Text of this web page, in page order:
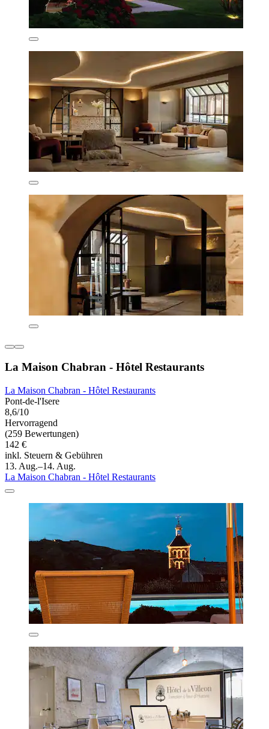
La Maison Chabran - Hôtel Restaurants
La Maison Chabran - Hôtel Restaurants
Pont-de-l'Isere
8,6/10
Hervorragend
(259 Bewertungen)
142 €
inkl. Steuern & Gebühren
13. Aug.–14. Aug.
La Maison Chabran - Hôtel Restaurants